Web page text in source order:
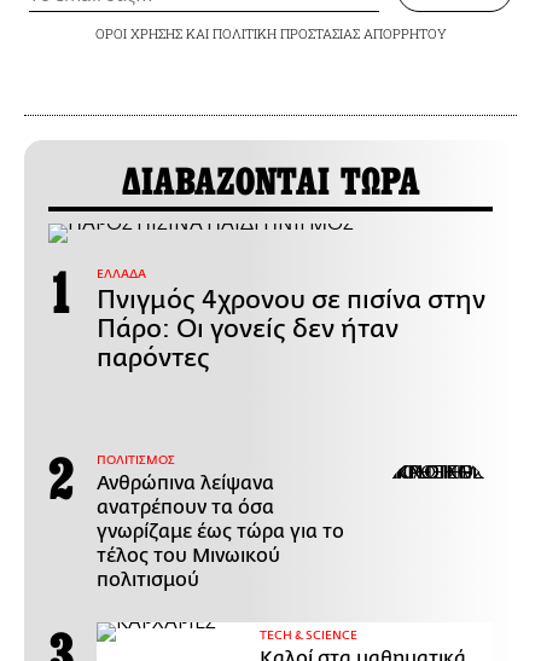
ΟΡΟΙ ΧΡΗΣΗΣΚΑΙ ΠΟΛΙΤΙΚΗ ΠΡΟΣΤΑΣΙΑΣ ΑΠΟΡΡΗΤΟΥ
ΔΙΑΒΑΖΟΝΤΑΙ ΤΩΡΑ
ΕΛΛΑΔΑ
Πνιγμός 4χρονου σε πισίνα στην
Πάρο: Οι γονείς δεν ήταν
παρόντες
ΠΟΛΙΤΙΣΜΟΣ
Ανθρώπινα λείψανα
ανατρέπουν τα όσα
γνωρίζαμε έως τώρα για το
τέλος του Μινωικού
πολιτισμού
ΤECH & SCIENCE